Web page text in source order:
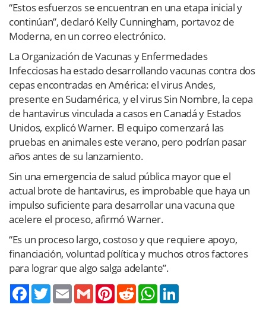
“Estos esfuerzos se encuentran en una etapa inicial y
continúan”, declaró Kelly Cunningham, portavoz de
Moderna, en un correo electrónico.
La Organización de Vacunas y Enfermedades
Infecciosas ha estado desarrollando vacunas contra dos
cepas encontradas en América: el virus Andes,
presente en Sudamérica, y el virus Sin Nombre, la cepa
de hantavirus vinculada a casos en Canadá y Estados
Unidos, explicó Warner. El equipo comenzará las
pruebas en animales este verano, pero podrían pasar
años antes de su lanzamiento.
Sin una emergencia de salud pública mayor que el
actual brote de hantavirus, es improbable que haya un
impulso suficiente para desarrollar una vacuna que
acelere el proceso, afirmó Warner.
“Es un proceso largo, costoso y que requiere apoyo,
financiación, voluntad política y muchos otros factores
para lograr que algo salga adelante”.
TwitterEmail Gmail PinterestReddit WhatsApp